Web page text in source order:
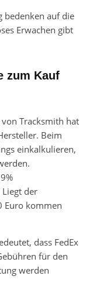
bedenken auf die
Erwachen gibt
zum Kauf
Tracksmith hat
Beim
einkalkulieren,
der
Euro kommen
dass FedEx
für den
werden